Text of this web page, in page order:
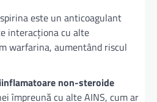
este un anticoagulant
interacționa cu alte
warfarina, aumentând riscul
non-steroide
împreună cu alte AINS, cum ar